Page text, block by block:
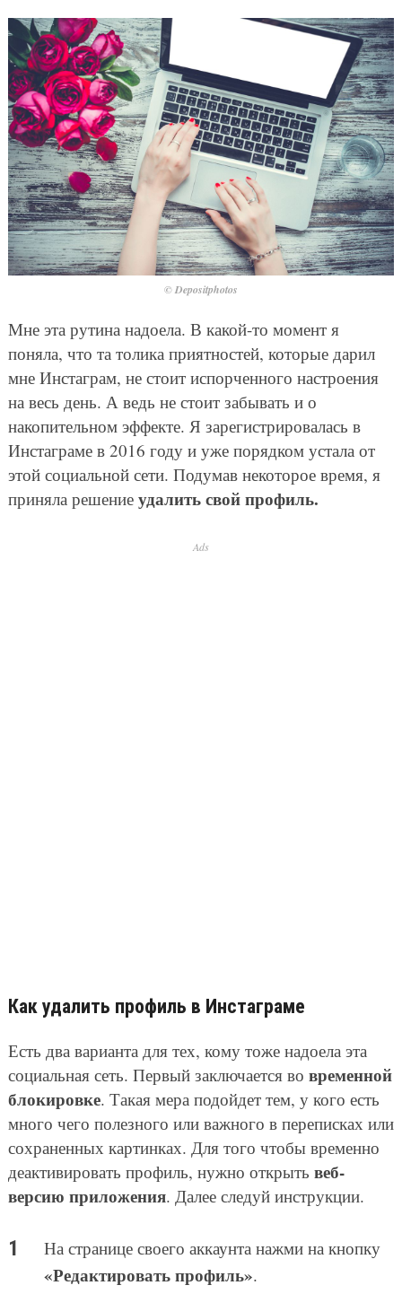
© Depositphotos
Мне эта рутина надоела. В какой-то момент я
поняла, что та толика приятностей, которые дарил
мне Инстаграм, не стоит испорченного настроения
на весь день. А ведь не стоит забывать и о
накопительном эффекте. Я зарегистрировалась в
Инстаграме в 2016 году и уже порядком устала от
этой социальной сети. Подумав некоторое время, я
приняла решение удалить свой профиль.
Ads
Как удалить профиль в Инстаграме
Есть два варианта для тех, кому тоже надоела эта
социальная сеть. Первый заключается во временной
блокировке. Такая мера подойдет тем, у кого есть
много чего полезного или важного в переписках или
сохраненных картинках. Для того чтобы временно
деактивировать профиль, нужно открыть веб-
версию приложения. Далее следуй инструкции.
На странице своего аккаунта нажми на кнопку
«Редактировать профиль».